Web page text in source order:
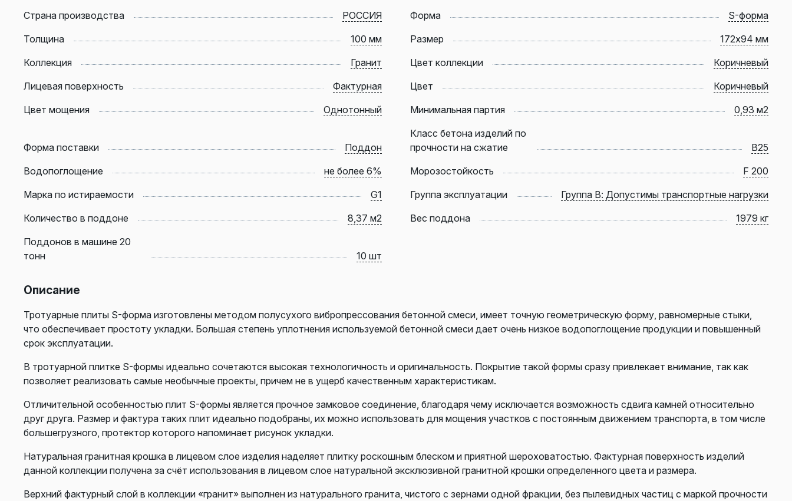
Страна производства
РОССИЯ Форма
S-форма
Толщина
100 мм Размер
172х94 мм
Коллекция
Гранит Цвет коллекции
Коричневый
Лицевая поверхность
Фактурная Цвет
Коричневый
Цвет мощения
Однотонный Минимальная партия 0,93 м2
Форма поставки Поддон
Класс бетона изделий по
прочности на сжатие
B25
Водопоглощение
не более 6% Морозостойкость
F 200
Марка по истираемости
G1 Группа эксплуатации
Группа В: Допустимы транспортные нагрузки
Количество в поддоне
8,37 м2 Вес поддона
1979 кг
Поддонов в машине 20
тонн
10 шт
Описание
Тротуарные плиты S-форма изготовлены методом полусухого вибропрессования бетонной смеси, имеет точную геометрическую форму, равномерные стыки,
что обеспечивает простоту укладки. Большая степень уплотнения используемой бетонной смеси дает очень низкое водопоглощение продукции и повышенный
срок эксплуатации.
В тротуарной плитке S-формы идеально сочетаются высокая технологичность и оригинальность. Покрытие такой формы сразу привлекает внимание, так как
позволяет реализовать самые необычные проекты, причем не в ущерб качественным характеристикам.
Отличительной особенностью плит S-формы является прочное замковое соединение, благодаря чему исключается возможность сдвига камней относительно
друг друга. Размер и фактура таких плит идеально подобраны, их можно использовать для мощения участков с постоянным движением транспорта, в том числе
большегрузного, протектор которого напоминает рисунок укладки.
Натуральная гранитная крошка в лицевом слое изделия наделяет плитку роскошным блеском и приятной шероховатостью. Фактурная поверхность изделий
данной коллекции получена за счёт использования в лицевом слое натуральной эксклюзивной гранитной крошки определенного цвета и размера.
Верхний фактурный слой в коллекции «гранит» выполнен из натурального гранита, чистого с зернами одной фракции, без пылевидных частиц с маркой прочности